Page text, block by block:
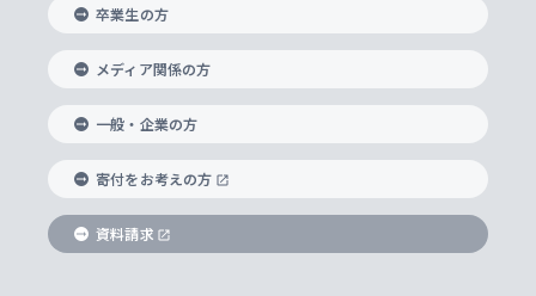
総合グローバル学部
国際教養学部
理工学部
Futures） – 持続可能な未来を考える６学科連携
データサイエンス
海外で学ぶ
神学研究科
実践宗教学研究科
総合人間科学研究科
助産学専攻科
生涯学習
比較文化研究所
ヨーロッパ研究所
アジア文化研究所
アメリカ・カナダ研究所
ハラスメント防止の取り組み
障がいのある学生への支援
キャリア形成支援プログラム
就職（内定先）・進路統計
企業の採用ご担当者様へのご案内
住まいのサポート
交換留学生(海外大学から上智大学で学ぶ)
ノンディグリー生
Sophia Short-term Program受講生
学費・奨学金
上智大学の沿革
ソフィア・アーカイブズ
上智大学とカトリック
上智大学を訪れた世界の知性
国連Weeks・アフリカWeeks
ダイバーシティ＆サステナビリティへの取り組み
上智大学公式ソーシャルメディア
学校法人上智学院について
数字で見る上智大学
上智大学のネットワーク
卒業生の方
メディア関係の方
一般・企業の方
寄付をお考えの方
資料請求